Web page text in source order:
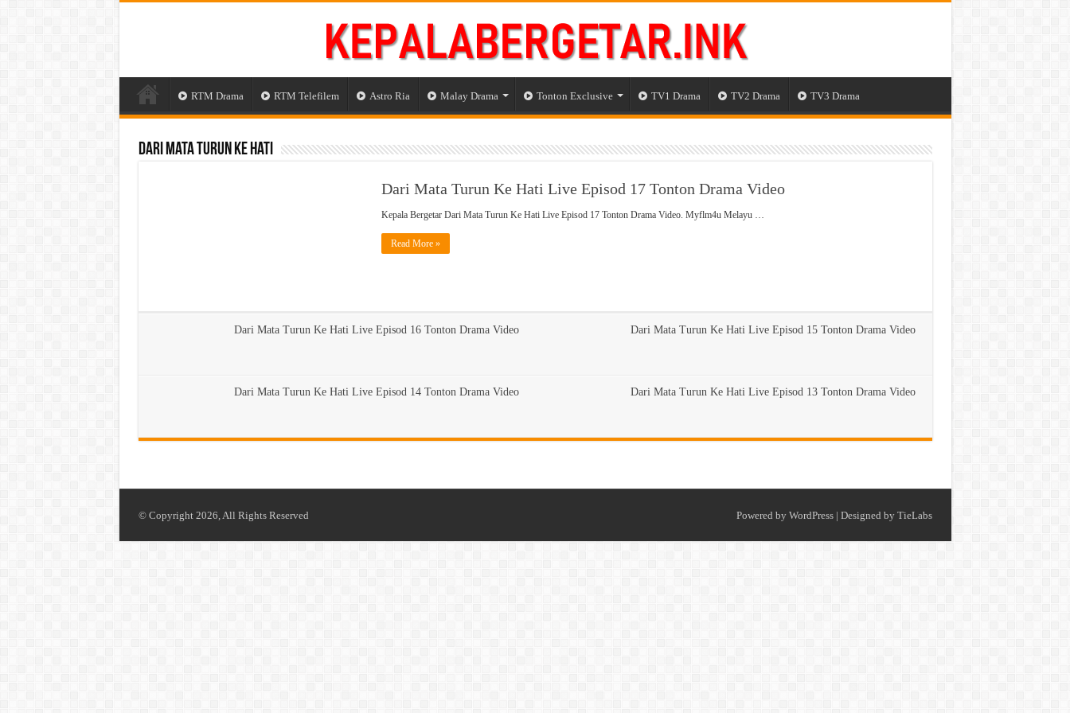
RTM Drama RTM Telefilem Astro Ria Malay Drama Tonton Exclusive TV1 Drama TV2 Drama TV3 Drama
Dari Mata Turun Ke Hati
Dari Mata Turun Ke Hati Live Episod 17 Tonton Drama Video
Kepala Bergetar Dari Mata Turun Ke Hati Live Episod 17 Tonton Drama Video. Myflm4u Melayu …
Read More »
Dari Mata Turun Ke Hati Live Episod 16 Tonton Drama Video Dari Mata Turun Ke Hati Live Episod 15 Tonton Drama Video
Dari Mata Turun Ke Hati Live Episod 14 Tonton Drama Video Dari Mata Turun Ke Hati Live Episod 13 Tonton Drama Video
Powered by WordPress| Designed by TieLabs
© Copyright 2026, All Rights Reserved